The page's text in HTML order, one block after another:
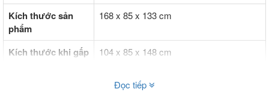
Kích thước sản
phẩm
168 x 85 x 133 cm
Kích thước khi gấp
104 x 85 x 148 cm
120 kg
Đọc tiếp